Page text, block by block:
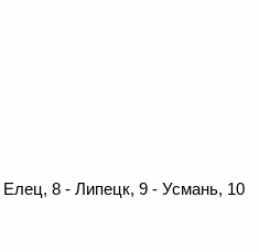
8 - Липецк, 9 - Усмань, 10